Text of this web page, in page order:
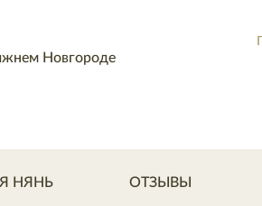
Новгороде
НЯНЬ ОТЗЫВЫ